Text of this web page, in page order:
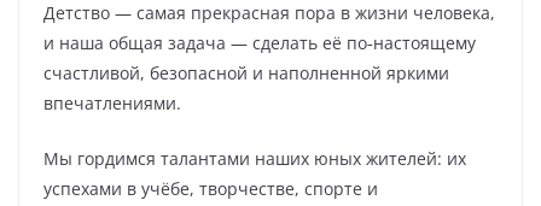
Детство — самая прекрасная пора в жизни человека,
и наша общая задача — сделать её по‑настоящему
счастливой, безопасной и наполненной яркими
впечатлениями.
Мы гордимся талантами наших юных жителей: их
успехами в учёбе, творчестве, спорте и